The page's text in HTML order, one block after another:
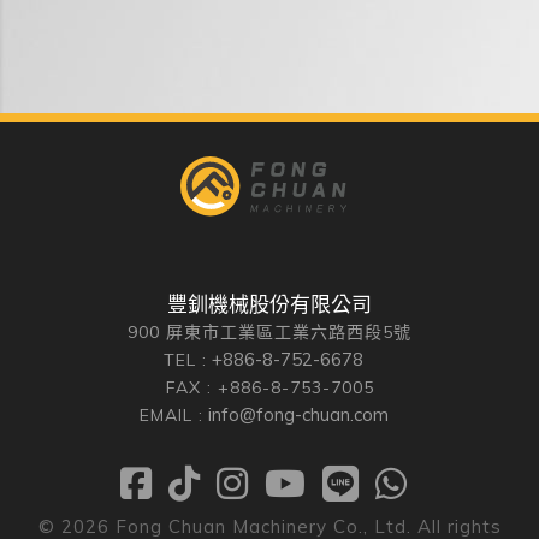
豐釧機械股份有限公司
900 屏東市工業區工業六路西段5號
TEL : +886-8-752-6678
FAX : +886-8-753-7005
EMAIL : info@fong-chuan.com
© 2026 Fong Chuan Machinery Co., Ltd. All rights